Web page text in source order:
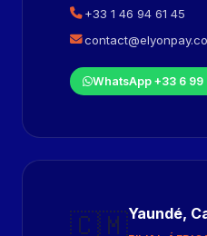
+33 1 46 94 61 45
WhatsApp +33 6 99
🇨🇲Yaundé,